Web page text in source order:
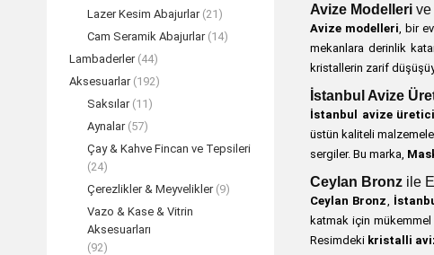
Avize Modellerive
Avize modelleri , bir
mekanlara derinlik
kristallerin zarif
İstanbul Avize
İstanbul avize
üstün kaliteli
sergiler. Bu marka,
Ceylan Bronzile
Ceylan Bronz
katmak için
Resimdeki kristalli
Lazer Kesim Abajurlar (21)
Cam Seramik Abajurlar (14)
Lambaderler (44)
Aksesuarlar (192)
Saksılar (11)
Aynalar (57)
Çay & Kahve Fincan ve Tepsileri
(24)
Çerezlikler & Meyvelikler (9)
Vazo & Kase & Vitrin
Aksesuarları
(92)